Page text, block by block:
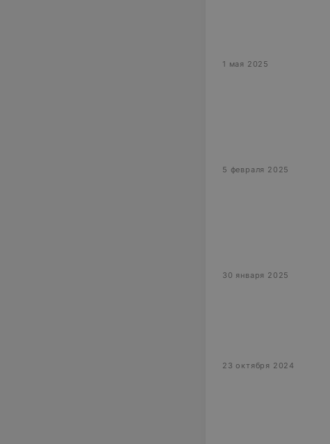
1 мая 2025
5 февраля 2025
30 января 2025
23 октября 2024